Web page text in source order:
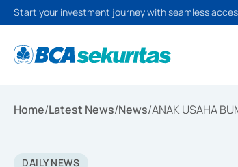
Start your investment journey with seamless
Home/Latest News/News/ANAK USAHA
DAILY NEWS